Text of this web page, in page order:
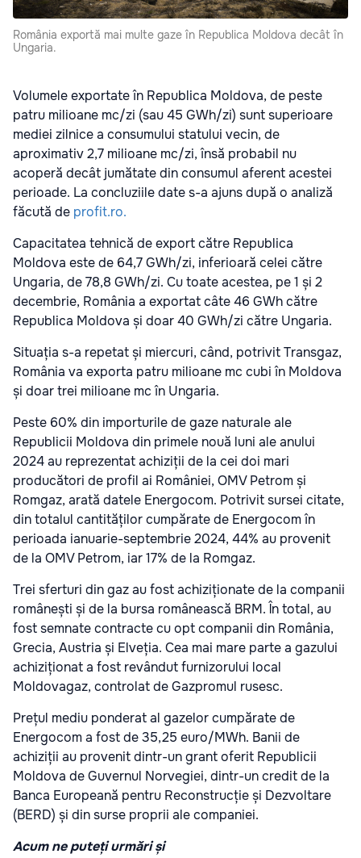
România exportă mai multe gaze în Republica Moldova decât în
Ungaria.
Volumele exportate în Republica Moldova, de peste
patru milioane mc/zi (sau 45 GWh/zi) sunt superioare
mediei zilnice a consumului statului vecin, de
aproximativ 2,7 milioane mc/zi, însă probabil nu
acoperă decât jumătate din consumul aferent acestei
perioade. La concluziile date s-a ajuns după o analiză
făcută de profit.ro.
Capacitatea tehnică de export către Republica
Moldova este de 64,7 GWh/zi, inferioară celei către
Ungaria, de 78,8 GWh/zi. Cu toate acestea, pe 1 și 2
decembrie, România a exportat câte 46 GWh către
Republica Moldova și doar 40 GWh/zi către Ungaria.
Situația s-a repetat și miercuri, când, potrivit Transgaz,
România va exporta patru milioane mc cubi în Moldova
și doar trei milioane mc în Ungaria.
Peste 60% din importurile de gaze naturale ale
Republicii Moldova din primele nouă luni ale anului
2024 au reprezentat achiziții de la cei doi mari
producători de profil ai României, OMV Petrom și
Romgaz, arată datele Energocom. Potrivit sursei citate,
din totalul cantităților cumpărate de Energocom în
perioada ianuarie-septembrie 2024, 44% au provenit
de la OMV Petrom, iar 17% de la Romgaz.
Trei sferturi din gaz au fost achiziționate de la companii
românești și de la bursa românească BRM. În total, au
fost semnate contracte cu opt companii din România,
Grecia, Austria și Elveția. Cea mai mare parte a gazului
achiziționat a fost revândut furnizorului local
Moldovagaz, controlat de Gazpromul rusesc.
Prețul mediu ponderat al gazelor cumpărate de
Energocom a fost de 35,25 euro/MWh. Banii de
achiziții au provenit dintr-un grant oferit Republicii
Moldova de Guvernul Norvegiei, dintr-un credit de la
Banca Europeană pentru Reconstrucție și Dezvoltare
(BERD) și din surse proprii ale companiei.
Acum ne puteți urmări și